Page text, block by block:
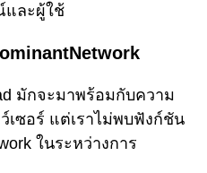
และผู้ใช้
มักจะมาพร้อมกับความ
เซอร์ แต่เราไม่พบฟังก์ชัน
ในระหว่างการ